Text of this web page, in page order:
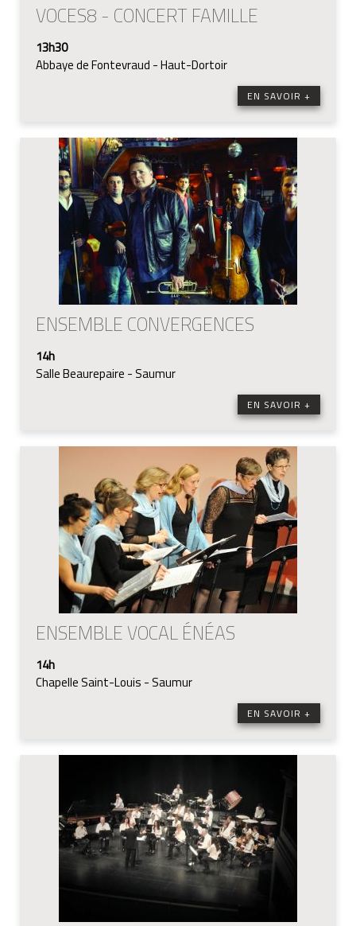
VOCES8 - CONCERT FAMILLE
13h30
Abbaye de Fontevraud - Haut-Dortoir
EN SAVOIR +
ENSEMBLE CONVERGENCES
14h
Salle Beaurepaire - Saumur
EN SAVOIR +
ENSEMBLE VOCAL ÉNÉAS
14h
Chapelle Saint-Louis - Saumur
EN SAVOIR +